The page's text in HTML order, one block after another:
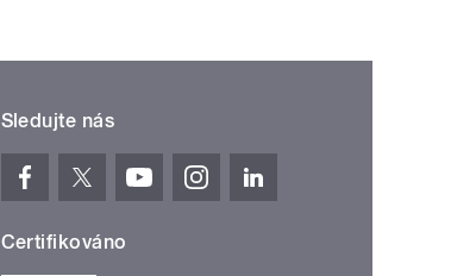
Sledujte nás
Certifikováno